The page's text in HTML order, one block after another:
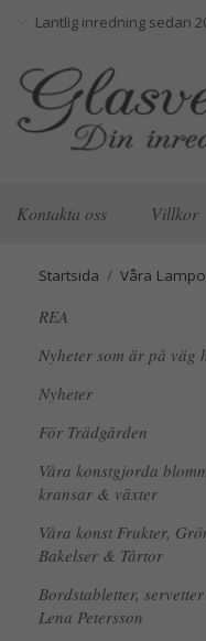
Lantlig inredning sedan
Kontakta oss Villkor
Startsida / Våra
REA
Nyheter som är på väg
Nyheter
För Trädgården
Våra konstgjorda
kransar & växter
Våra konst Frukter,
Bakelser & Tårtor
Bordstabletter,
Lena Petersson